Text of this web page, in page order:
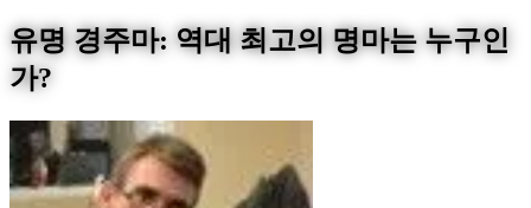
유명 경주마: 역대 최고의 명마는 누구인
가?